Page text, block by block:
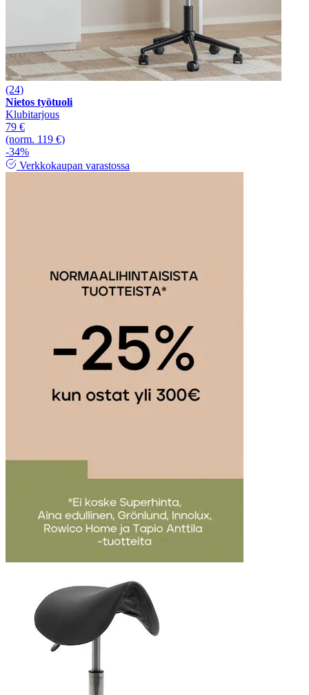
(24)
Nietos työtuoli
Klubitarjous
79 €
(norm. 119 €)
-34%
Verkkokaupan varastossa